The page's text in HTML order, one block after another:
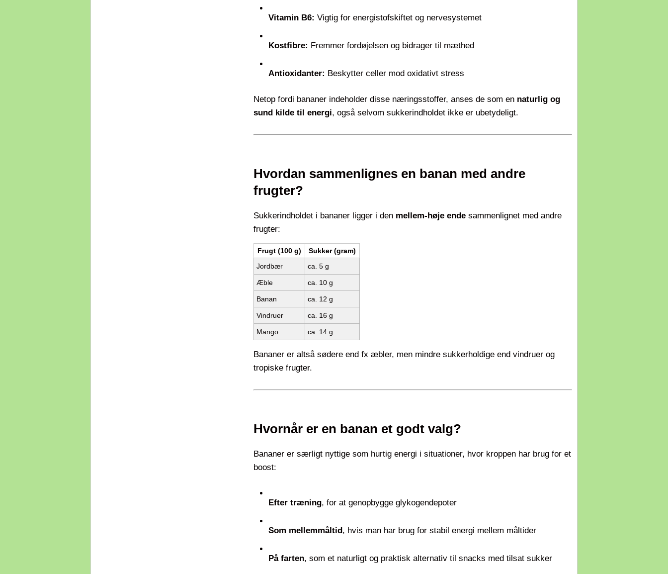
Vitamin B6: Vigtig for energistofskiftet og nervesystemet
Kostfibre: Fremmer fordøjelsen og bidrager til mæthed
Antioxidanter: Beskytter celler mod oxidativt stress
Netop fordi bananer indeholder disse næringsstoffer, anses de som en naturlig og
sund kilde til energi, også selvom sukkerindholdet ikke er ubetydeligt.
Hvordan sammenlignes en banan med andre
frugter?
Sukkerindholdet i bananer ligger i den mellem-høje ende sammenlignet med andre
frugter:
Frugt (100 g)
Sukker (gram)
Jordbær
ca. 5 g
Æble ca. 10 g
Banan ca. 12 g
Vindruer ca. 16 g
Mango ca. 14 g
Bananer er altså sødere end fx æbler, men mindre sukkerholdige end vindruer og
tropiske frugter.
Hvornår er en banan et godt valg?
Bananer er særligt nyttige som hurtig energi i situationer, hvor kroppen har brug for et
boost:
Efter træning, for at genopbygge glykogendepoter
Som mellemmåltid, hvis man har brug for stabil energi mellem måltider
På farten, som et naturligt og praktisk alternativ til snacks med tilsat sukker